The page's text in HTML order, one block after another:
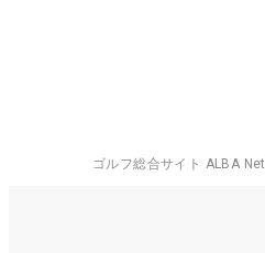
ゴルフ総合サイト ALBA Net